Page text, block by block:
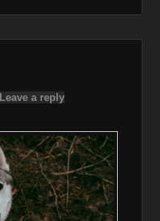
Leave a reply